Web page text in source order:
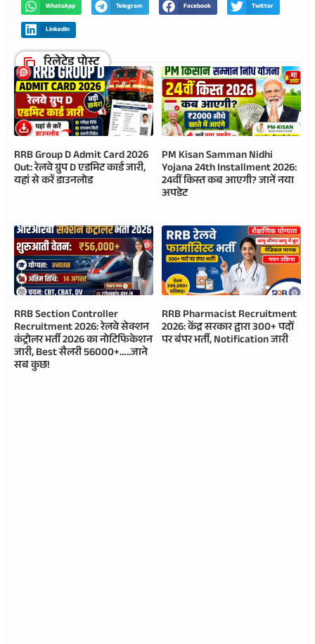
WhatsApp Telegram Facebook Twitter
LinkedIn
रिलेटेड पोस्ट
RRB Group D Admit Card 2026
Out: रेलवे ग्रुप D एडमिट कार्ड जारी,
यहां से करें डाउनलोड
PM Kisan Samman Nidhi
Yojana 24th Installment 2026:
24वीं किस्त कब आएगी? जानें नया
अपडेट
RRB Section Controller
Recruitment 2026: रेलवे सेक्शन
कंट्रोलर भर्ती 2026 का नोटिफिकेशन
जारी, Best सैलरी 56000+…..जाने
सब कुछ!
RRB Pharmacist Recruitment
2026: केंद्र सरकार द्वारा 300+ पदों
पर बंपर भर्ती, Notification जारी